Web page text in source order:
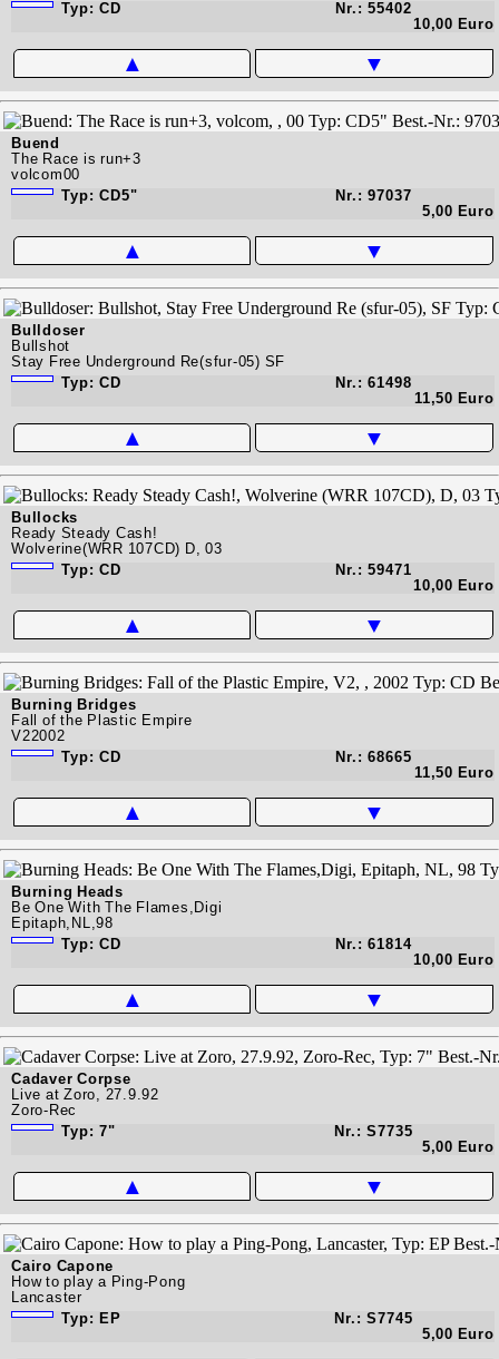
Typ: CD
Nr.: 55402
10,00 Euro
▲ ▼
Buend
The Race is run+3
volcom00
Typ: CD5"
Nr.: 97037
5,00 Euro
▲ ▼
Bulldoser
Bullshot
Stay Free Underground Re(sfur-05) SF
Typ: CD
Nr.: 61498
11,50 Euro
▲ ▼
Bullocks
Ready Steady Cash!
Wolverine(WRR 107CD) D, 03
Typ: CD
Nr.: 59471
10,00 Euro
▲ ▼
Burning Bridges
Fall of the Plastic Empire
V22002
Typ: CD
Nr.: 68665
11,50 Euro
▲ ▼
Burning Heads
Be One With The Flames,Digi
Epitaph,NL,98
Typ: CD
Nr.: 61814
10,00 Euro
▲ ▼
Cadaver Corpse
Live at Zoro, 27.9.92
Zoro-Rec
Typ: 7"
Nr.: S7735
5,00 Euro
▲ ▼
Cairo Capone
How to play a Ping-Pong
Lancaster
Typ: EP
Nr.: S7745
5,00 Euro